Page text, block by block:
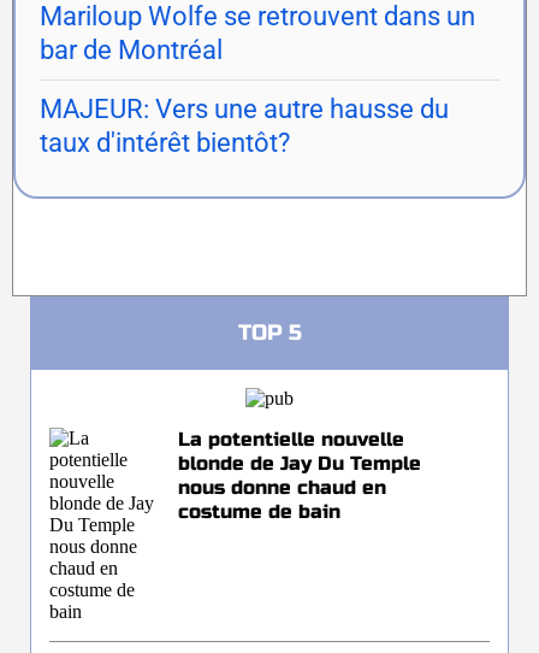
Mariloup Wolfe se retrouvent dans un
bar de Montréal
MAJEUR: Vers une autre hausse du
taux d'intérêt bientôt?
TOP 5
La potentielle nouvelle
blonde de Jay Du Temple
nous donne chaud en
costume de bain